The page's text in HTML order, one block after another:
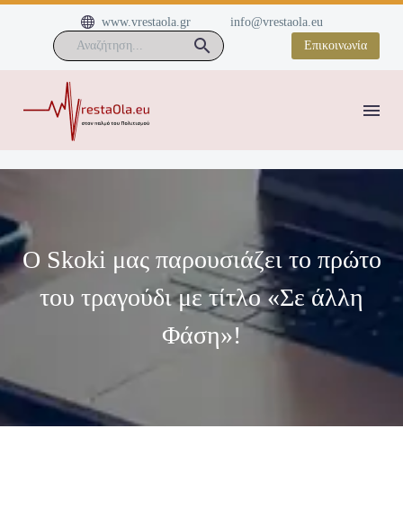

 www.vrestaola.gr
info@vrestaola.eu
Επικοινωνία
Ο Skoki μας παρουσιάζει το πρώτο
του τραγούδι με τίτλο «Σε άλλη
Φάση»!